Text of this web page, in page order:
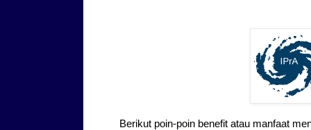
Berikut poin-poin benefit atau manfaat